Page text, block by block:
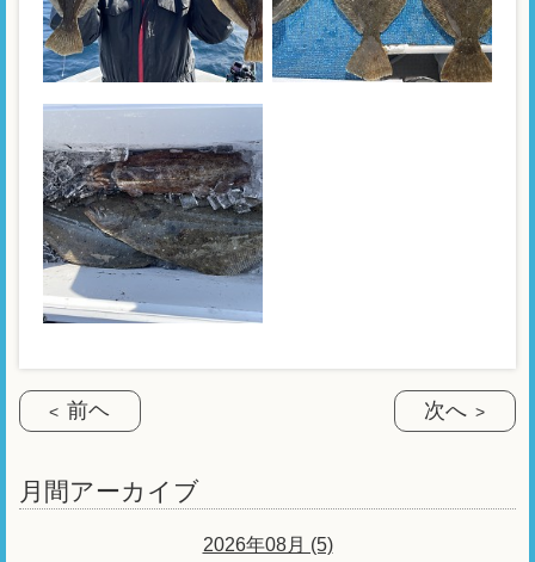
前ヘ 次へ
月間アーカイブ
2026年08月 (5)